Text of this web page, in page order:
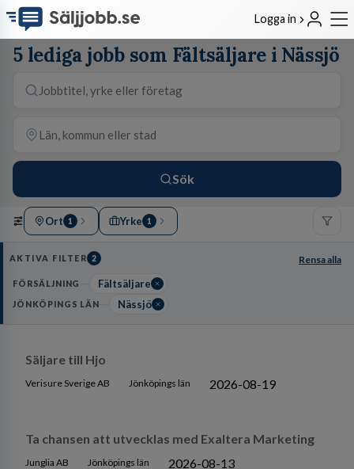
Logga in
5 lediga jobb som Fältsäljare i Nässjö
Sök
Ort 1 Yrke 1
AKTIVA FILTER 2 Rensa alla
FÖRSÄLJNING Fältsäljare
JÖNKÖPINGS LÄN Nässjö
Säljare till Hjo
Verisure Sverige AB Jönköpings län 2026-08-19
Ta chansen att utvecklas med Exaltera Marketing
Junglia AB Jönköpings län 2026-08-13